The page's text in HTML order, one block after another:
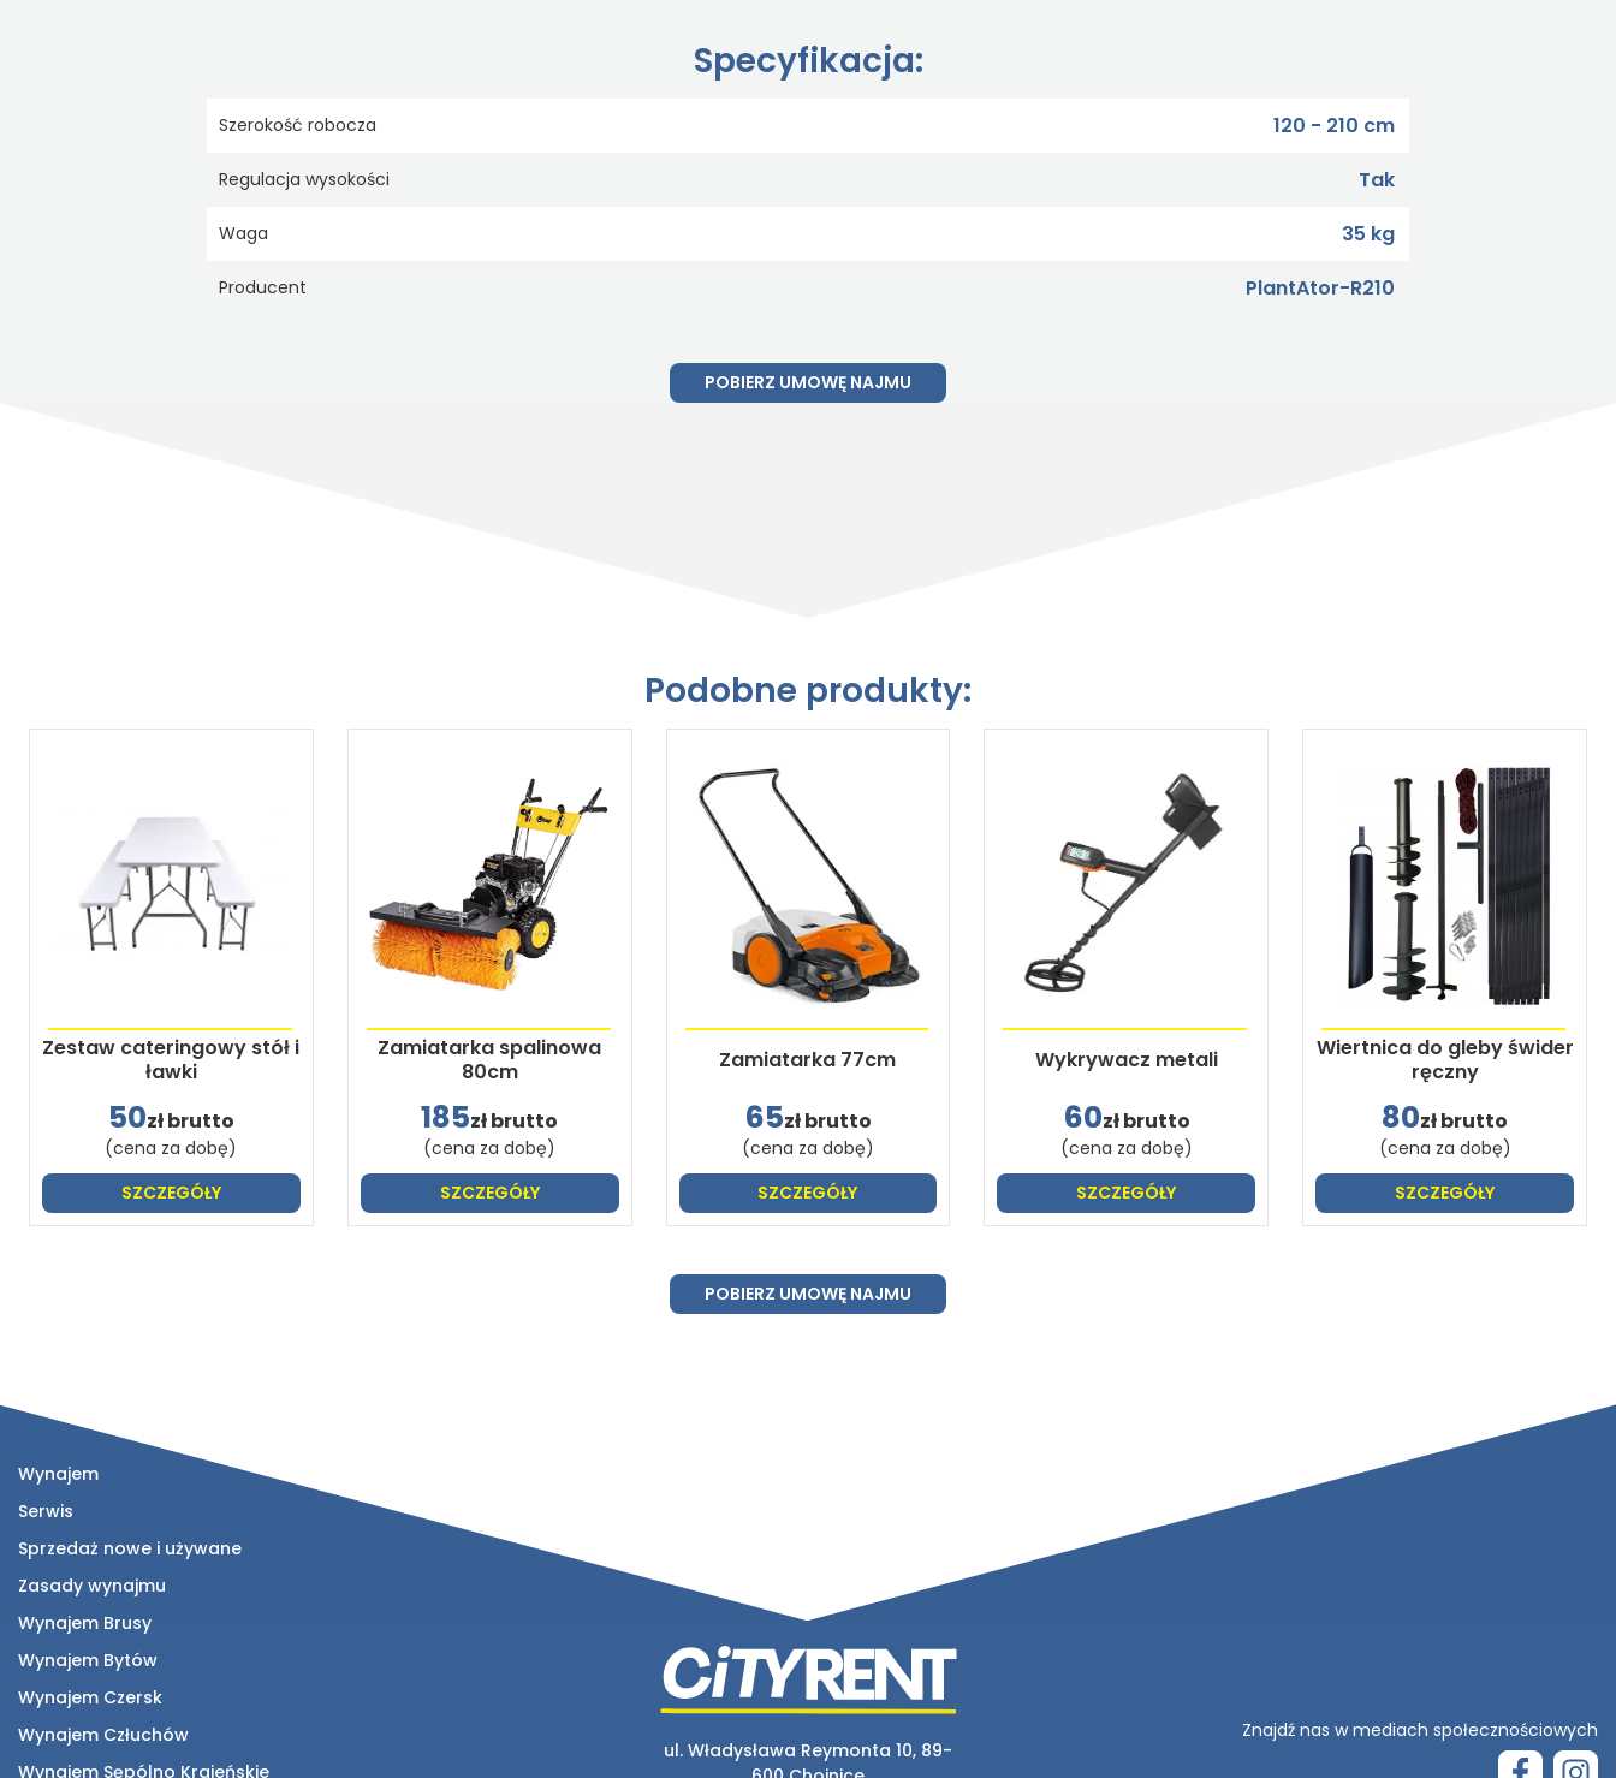
Specyfikacja:
Szerokość robocza 120 - 210 cm
Regulacja wysokości Tak
Waga 35 kg
Producent PlantAtor-R210
POBIERZ UMOWĘ NAJMU
Podobne produkty:
Zestaw cateringowy stół i
ławki
50zł brutto
(cena za dobę)
SZCZEGÓŁY
Zamiatarka spalinowa
80cm
185zł brutto
(cena za dobę)
SZCZEGÓŁY
Zamiatarka 77cm
65zł brutto
(cena za dobę)
SZCZEGÓŁY
Wykrywacz metali
60zł brutto
(cena za dobę)
SZCZEGÓŁY
Wiertnica do gleby świder
ręczny
80zł brutto
(cena za dobę)
SZCZEGÓŁY
POBIERZ UMOWĘ NAJMU
ul. Władysława Reymonta 10, 89-
Znajdź nas w mediach społecznościowych
Wynajem
Serwis
Sprzedaż nowe i używane
Zasady wynajmu
Wynajem Brusy
Wynajem Bytów
Wynajem Czersk
Wynajem Człuchów
Wynajem Sępólno Krajeńskie